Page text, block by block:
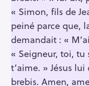
« Simon, fils de
peiné parce que,
demandait : «
« Seigneur, toi,
t’aime. » Jésus
brebis. Amen,